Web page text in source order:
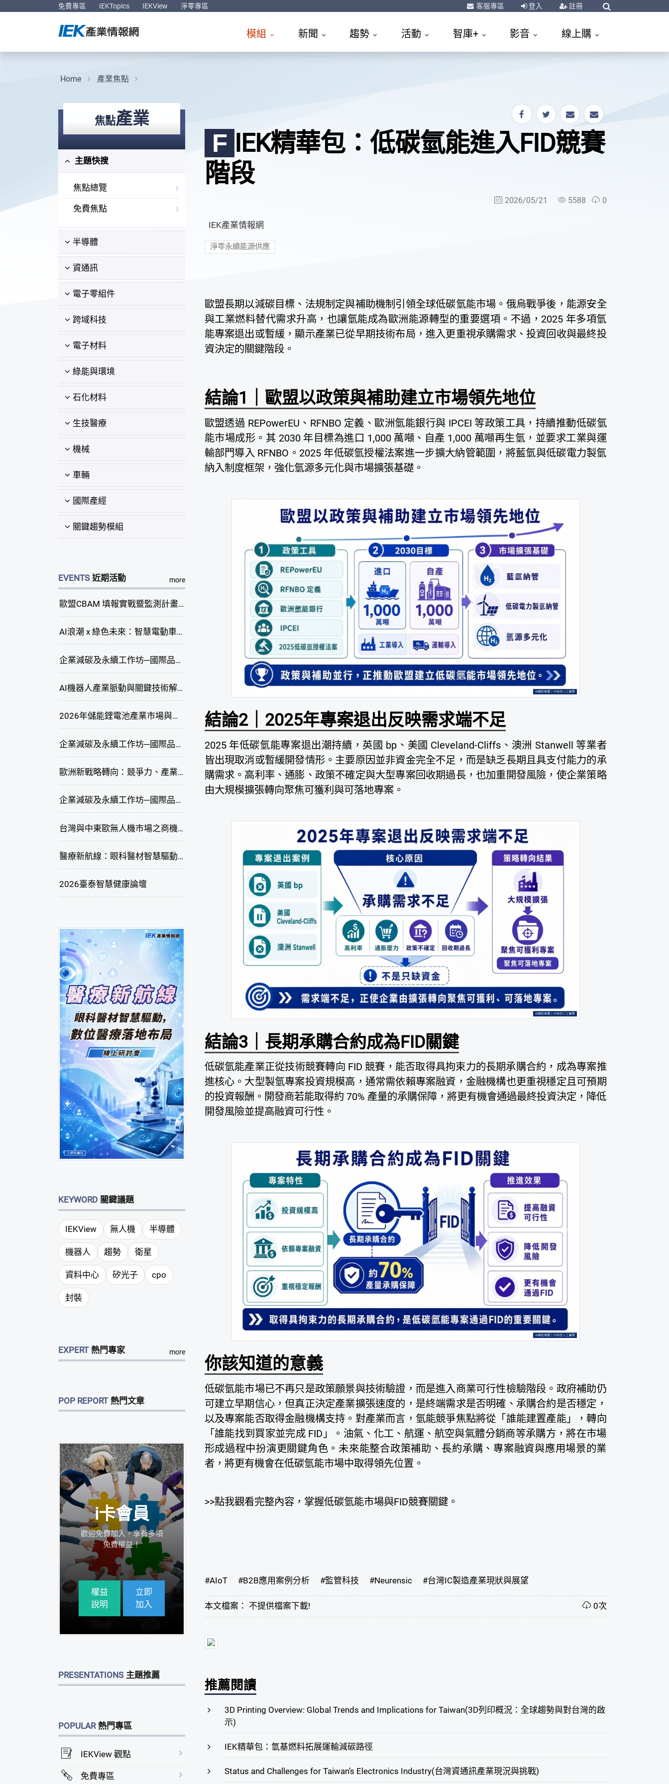
免費專區 IEKTopics IEKView 淨零專區 客服專區 登入 註冊
模組 新聞 趨勢 活動 智庫+ 影音 線上購
Home 產業焦點
焦點產業
主題快搜
焦點總覽
免費焦點
半導體
資通訊
電子零組件
跨域科技
電子材料
綠能與環境
石化材料
生技醫療
機械
車輛
國際產經
關鍵趨勢模組
EVENTS 近期活動 more
歐盟CBAM 填報實戰暨監測計畫說明會(臺中場)
AI浪潮 x 綠色未來：智慧電動車新商機研討會
企業減碳及永續工作坊─國際品牌綠色供應鏈永續管理與實務演練(臺中場)
AI機器人產業脈動與關鍵技術解析研討會
2026年儲能鋰電池產業市場與技術發展線上研討會
企業減碳及永續工作坊─國際品牌綠色供應鏈永續管理與實務演練(高雄場)
歐洲新戰略轉向：競爭力、產業自主與供應鏈重塑線上研討會
企業減碳及永續工作坊─國際品牌綠色供應鏈永續管理與實務演練(臺北場)
台灣與中東歐無人機市場之商機與挑戰座談會
醫療新航線：眼科醫材智慧驅動，數位醫療落地布局線上研討會
2026臺泰智慧健康論壇
KEYWORD 關鍵議題
IEKView 無人機 半導體
機器人 趨勢 衛星
資料中心 矽光子 cpo
封裝
EXPERT 熱門專家 more
POP REPORT 熱門文章
i卡會員
歡迎免費加入，享有多項
免費權益！
>
權益
說明
立即
加入
PRESENTATIONS 主題推薦
POPULAR 熱門專區
IEKView 觀點
免費專區
F IEK精華包：低碳氫能進入FID競賽
階段
2026/05/21 5588 0
IEK產業情報網
淨零永續能源供應
歐盟長期以減碳目標、法規制定與補助機制引領全球低碳氫能市場。俄烏戰爭後，能源安全
與工業燃料替代需求升高，也讓氫能成為歐洲能源轉型的重要選項。不過，2025 年多項氫
能專案退出或暫緩，顯示產業已從早期技術布局，進入更重視承購需求、投資回收與最終投
資決定的關鍵階段。
結論1｜歐盟以政策與補助建立市場領先地位
歐盟透過 REPowerEU、RFNBO 定義、歐洲氫能銀行與 IPCEI 等政策工具，持續推動低碳氫
能市場成形。其 2030 年目標為進口 1,000 萬噸、自產 1,000 萬噸再生氫，並要求工業與運
輸部門導入 RFNBO。2025 年低碳氫授權法案進一步擴大納管範圍，將藍氫與低碳電力製氫
納入制度框架，強化氫源多元化與市場擴張基礎。
結論2｜2025年專案退出反映需求端不足
2025 年低碳氫能專案退出潮持續，英國 bp、美國 Cleveland-Cliffs、澳洲 Stanwell 等業者
皆出現取消或暫緩開發情形。主要原因並非資金完全不足，而是缺乏長期且具支付能力的承
購需求。高利率、通膨、政策不確定與大型專案回收期過長，也加重開發風險，使企業策略
由大規模擴張轉向聚焦可獲利與可落地專案。
結論3｜長期承購合約成為FID關鍵
低碳氫能產業正從技術競賽轉向 FID 競賽，能否取得具拘束力的長期承購合約，成為專案推
進核心。大型製氫專案投資規模高，通常需依賴專案融資，金融機構也更重視穩定且可預期
的投資報酬。開發商若能取得約 70% 產量的承購保障，將更有機會通過最終投資決定，降低
開發風險並提高融資可行性。
你該知道的意義
低碳氫能市場已不再只是政策願景與技術驗證，而是進入商業可行性檢驗階段。政府補助仍
可建立早期信心，但真正決定產業擴張速度的，是終端需求是否明確、承購合約是否穩定，
以及專案能否取得金融機構支持。對產業而言，氫能競爭焦點將從「誰能建置產能」，轉向
「誰能找到買家並完成 FID」。油氣、化工、航運、航空與氣體分銷商等承購方，將在市場
形成過程中扮演更關鍵角色。未來能整合政策補助、長約承購、專案融資與應用場景的業
者，將更有機會在低碳氫能市場中取得領先位置。
>>點我觀看完整內容，掌握低碳氫能市場與FID競賽關鍵。
#AIoT #B2B應用案例分析 #監管科技 #Neurensic #台灣IC製造產業現狀與展望
本文檔案： 不提供檔案下載! 0次
推薦閱讀
3D Printing Overview: Global Trends and Implications for Taiwan(3D列印概況：全球趨勢與對台灣的啟
示)
IEK精華包：氫基燃料拓展運輸減碳路徑
Status and Challenges for Taiwan’s Electronics Industry(台灣資通訊產業現況與挑戰)